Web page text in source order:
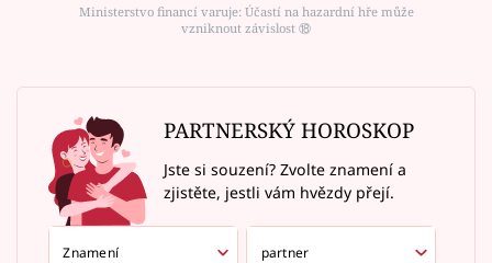
Ministerstvo financí varuje: Účastí na hazardní hře může
vzniknout závislost ⑱
PARTNERSKÝ HOROSKOP
Jste si souzení? Zvolte znamení a
zjistěte, jestli vám hvězdy přejí.